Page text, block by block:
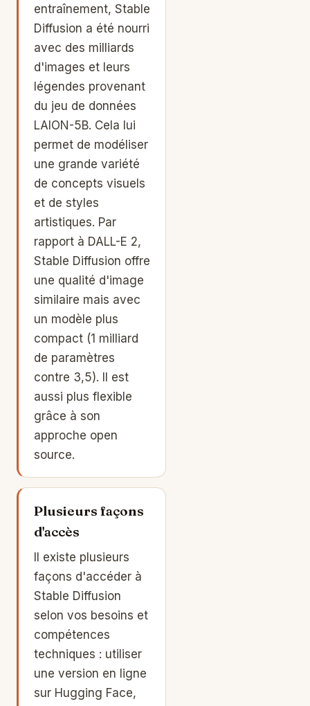
entraînement, Stable
Diffusion a été nourri
avec des milliards
d'images et leurs
légendes provenant
du jeu de données
LAION-5B. Cela lui
permet de modéliser
une grande variété
de concepts visuels
et de styles
artistiques. Par
rapport à DALL-E 2,
Stable Diffusion offre
une qualité d'image
similaire mais avec
un modèle plus
compact (1 milliard
de paramètres
contre 3,5). Il est
aussi plus flexible
grâce à son
approche open
source.
Plusieurs façons
d'accès
Il existe plusieurs
façons d'accéder à
Stable Diffusion
selon vos besoins et
compétences
techniques : utiliser
une version en ligne
sur Hugging Face,